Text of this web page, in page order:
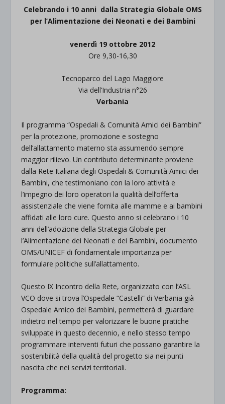
Celebrando i 10 anni dalla Strategia Globale OMS
per l’Alimentazione dei Neonati e dei Bambini
venerdì 19 ottobre 2012
Ore 9,30-16,30
Tecnoparco del Lago Maggiore
Via dell’Industria n°26
Verbania
Il programma “Ospedali & Comunità Amici dei Bambini”
per la protezione, promozione e sostegno
dell’allattamento materno sta assumendo sempre
maggior rilievo. Un contributo determinante proviene
dalla Rete Italiana degli Ospedali & Comunità Amici dei
Bambini, che testimoniano con la loro attività e
l’impegno dei loro operatori la qualità dell’offerta
assistenziale che viene fornita alle mamme e ai bambini
affidati alle loro cure. Questo anno si celebrano i 10
anni dell’adozione della Strategia Globale per
l’Alimentazione dei Neonati e dei Bambini, documento
OMS/UNICEF di fondamentale importanza per
formulare politiche sull’allattamento.
Questo IX Incontro della Rete, organizzato con l’ASL
VCO dove si trova l’Ospedale “Castelli” di Verbania già
Ospedale Amico dei Bambini, permetterà di guardare
indietro nel tempo per valorizzare le buone pratiche
sviluppate in questo decennio, e nello stesso tempo
programmare interventi futuri che possano garantire la
sostenibilità della qualità del progetto sia nei punti
nascita che nei servizi territoriali.
Programma: